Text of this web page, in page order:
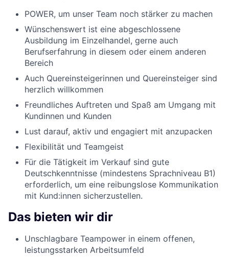
POWER, um unser Team noch stärker zu machen
Wünschenswert ist eine abgeschlossene
Ausbildung im Einzelhandel, gerne auch
Berufserfahrung in diesem oder einem anderen
Bereich
Auch Quereinsteigerinnen und Quereinsteiger sind
herzlich willkommen
Freundliches Auftreten und Spaß am Umgang mit
Kundinnen und Kunden
Lust darauf, aktiv und engagiert mit anzupacken
Flexibilität und Teamgeist
Für die Tätigkeit im Verkauf sind gute
Deutschkenntnisse (mindestens Sprachniveau B1)
erforderlich, um eine reibungslose Kommunikation
mit Kund:innen sicherzustellen.
Das bieten wir dir
Unschlagbare Teampower in einem offenen,
leistungsstarken Arbeitsumfeld